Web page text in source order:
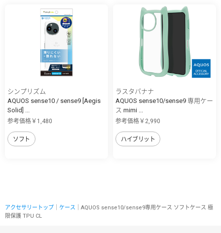
シンプリズム
AQUOS sense10 / sense9 [Aegis
Solid] ...
参考価格￥1,480
ソフト
ラスタバナナ
AQUOS sense10/sense9 専用ケー
ス mimi ...
参考価格￥2,990
ハイブリット
アクセサリートップ ケース ｜AQUOS sense10/sense9専用ケース ソフトケース 極
限保護 TPU CL